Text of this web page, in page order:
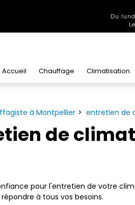
Du
Accueil Chauffage Climatisation
à Montpellier entretien de
de
pour l'entretien de votre
à tous vos besoins.